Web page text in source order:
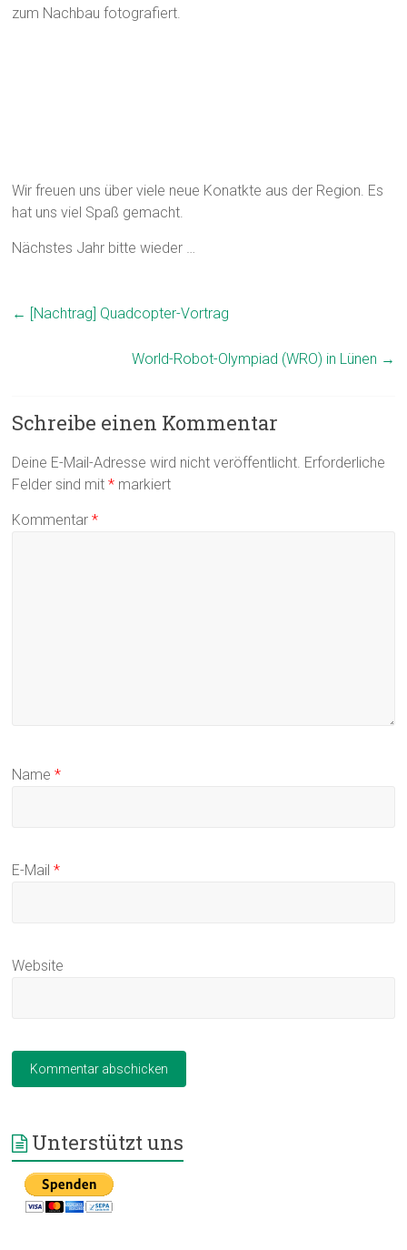
zum Nachbau fotografiert.
Wir freuen uns über viele neue Konatkte aus der Region. Es
hat uns viel Spaß gemacht.
Nächstes Jahr bitte wieder …
← [Nachtrag] Quadcopter-Vortrag
World-Robot-Olympiad (WRO) in Lünen →
Schreibe einen Kommentar
Deine E-Mail-Adresse wird nicht veröffentlicht. Erforderliche
Felder sind mit* markiert
Kommentar*
Name*
E-Mail*
Website
Unterstützt uns